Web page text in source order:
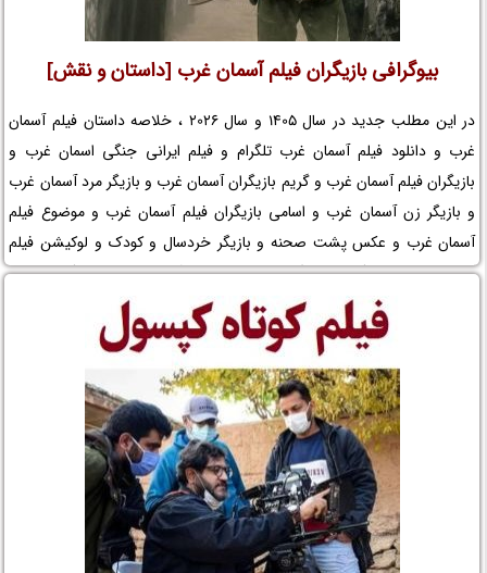
بیوگرافی بازیگران فیلم آسمان غرب [داستان و نقش]
در این مطلب جدید در سال 1405 و سال 2026 ، خلاصه داستان فیلم آسمان
غرب و دانلود فیلم آسمان غرب تلگرام و فیلم ایرانی جنگی اسمان غرب و
بازیگران فیلم آسمان غرب و گریم بازیگران آسمان غرب و بازیگر مرد آسمان غرب
و بازیگر زن آسمان غرب و اسامی بازیگران فیلم آسمان غرب و موضوع فیلم
آسمان غرب و عکس پشت صحنه و بازیگر خردسال و کودک و لوکیشن فیلم
آسمان غرب و بیوگرافی بازیگران فیلم سینمایی آسمان غرب و کارگردان فیلم
آسمان غرب و مجموعه تلویزیونی آسمان غرب و حواشی فیلم آسمان غرب و
افتخارات آسمان غرب و جوایز آسمان غرب و عوامل ساخت فیلم آسمان غرب را
در نم نمک ببینید.